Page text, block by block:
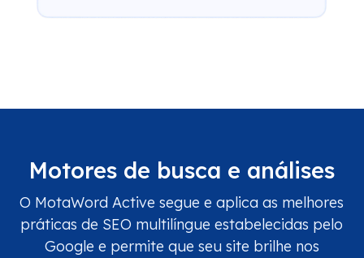
Motores de busca e análises
O MotaWord Active segue e aplica as melhores
práticas de SEO multilíngue estabelecidas pelo
Google e permite que seu site brilhe nos